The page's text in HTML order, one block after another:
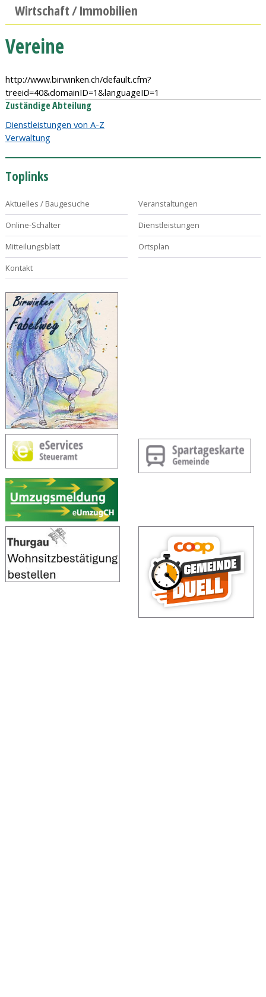
Wirtschaft / Immobilien
Vereine
http://www.birwinken.ch/default.cfm?
treeid=40&domainID=1&languageID=1
Zuständige Abteilung
Dienstleistungen von A-Z
Verwaltung
Toplinks
Aktuelles / Baugesuche
Veranstaltungen
Online-Schalter
Dienstleistungen
Mitteilungsblatt
Ortsplan
Kontakt